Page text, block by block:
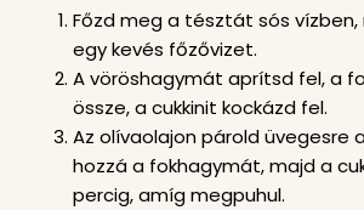
Főzd meg a tésztát sós
egy kevés főzővizet.
A vöröshagymát aprítsd fel, a
össze, a cukkinit kockázd fel.
Az olívaolajon párold üvegesre
hozzá a fokhagymát, majd a
percig, amíg megpuhul.